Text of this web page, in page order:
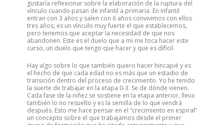
gustaría reflexionar sobre la elaboración de la ruptura del
vínculo cuando pasan de infantil a primaria. En infantil
entran con 3 años y salen con 6 años convivimos con ellos
tres años, es un vínculo muy fuerte el que establecemos,
pero tenemos que aceptar la necesidad de que nos
abandonen. Este es el duelo que a mi me toca hacer este
curso, un duelo que tengo que hacer y que es difícil.
Hay algo sobre lo que también quiero hacer hincapié y es
el hecho de que cada edad no es más que un estadio de
transición dentro del proceso de crecimiento. Yo he tenido
la suerte de trabajar en la etapa 0-3. Se de dónde vienen.
Cada fase de la niñez se sostiene en la etapa anterior, lleva
también lo no resuelto y es la semilla de lo que vendrá
después. Esto me hace pensar en el “crecimiento en espiral”
un concepto sobre el que trabajamos desde el primer